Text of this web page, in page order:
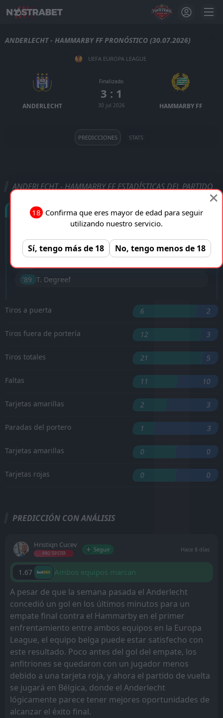
ANDERLECHT - HAMMARBY FF PRONÓSTICO (30.07.2026)
UEFA EUROPA LEAGUE
ANDERLECHT
Finalizado
3 : 1
30 jul 2026 HAMMARBY FF
PREDICCIONES STATS
ANDERLECHT - HAMMARBY FF ESTADÍSTICAS DEL PARTIDO
Goles
'48 ︎ D. Sikan
'89 ︎ T. Degreef
Tiros a puerta 6 2
Tiros fuera de portería 12 3
Tiros totales 21 5
Faltas 11 10
Tarjetas amarillas 2 3
Paradas del portero 1 3
Tarjetas amarillas 0 0
Tarjetas rojas 0 0
PREDICCIÓN CON ANÁLISIS
Hristiqn Cucev
PRO TIPSTER
Seguir Hace 8 días
1.67 Ambos equipos marcan
A pesar de que la semana pasada el Anderlecht
concedió un gol en los últimos minutos para un
empate final contra el Hammarby en el primer
enfrentamiento entre ambos equipos en la Europa
League, el equipo belga puede estar satisfecho con
este resultado. Poco antes del gol del empate, los
anfitriones se quedaron con un jugador menos
debido a una tarjeta roja, y ahora el partido de vuelta
se jugará en Bélgica, donde el Anderlecht
lógicamente parece tener mejores oportunidades de
alcanzar el éxito final.
18 Confirma que eres mayor de edad para seguir
utilizando nuestro servicio.
Sí, tengo más de 18 No, tengo menos de 18